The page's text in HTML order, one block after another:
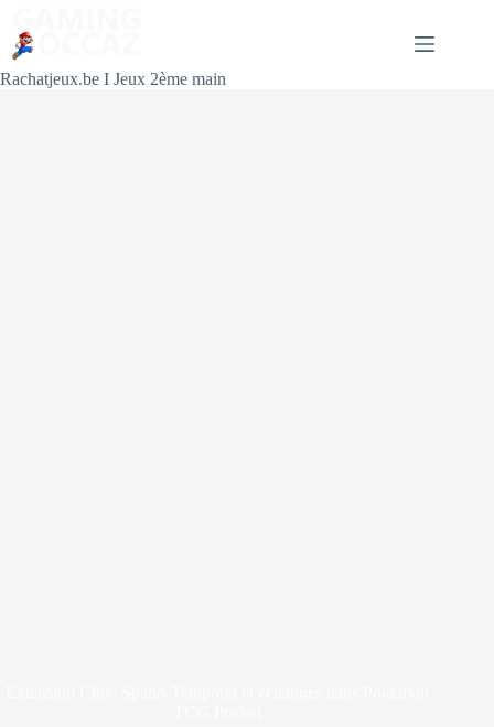
Rachatjeux.be I Jeux 2ème main